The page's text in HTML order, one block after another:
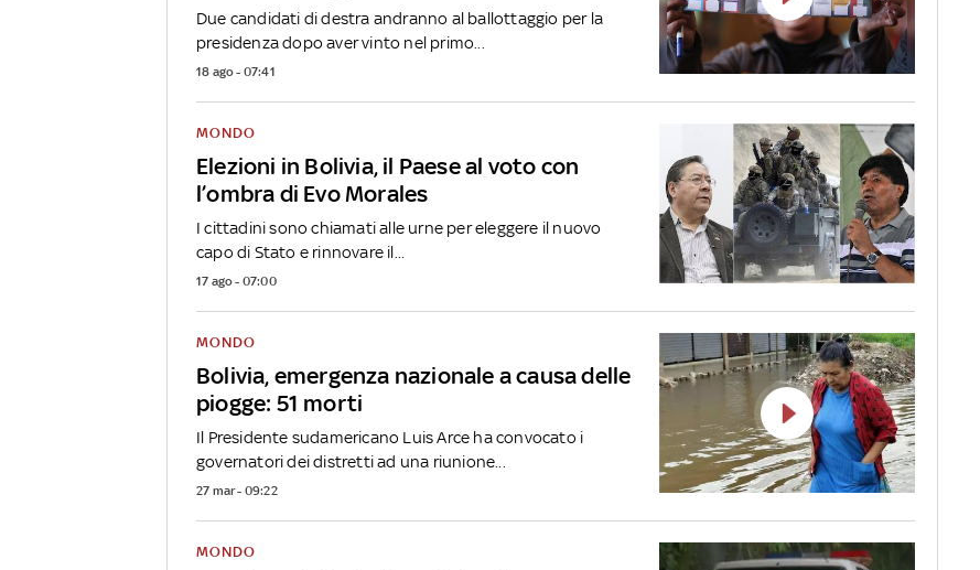
Due candidati di destra andranno al ballottaggio per la
presidenza dopo aver vinto nel primo...
18 ago - 07:41
Elezioni in Bolivia, il Paese al voto con
l’ombra di Evo Morales
MONDO
I cittadini sono chiamati alle urne per eleggere il nuovo
capo di Stato e rinnovare il...
17 ago - 07:00
Bolivia, emergenza nazionale a causa delle
piogge: 51 morti
MONDO
Il Presidente sudamericano Luis Arce ha convocato i
governatori dei distretti ad una riunione...
27 mar - 09:22
MONDO